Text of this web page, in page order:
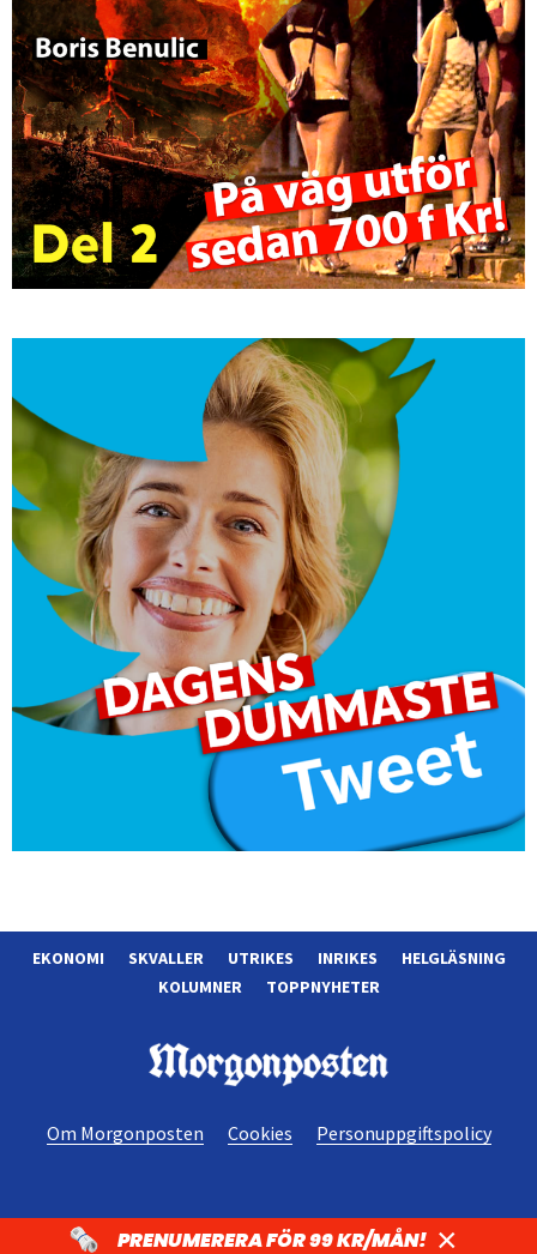
EKONOMI SKVALLER UTRIKES INRIKES
HELGLÄSNING
KOLUMNER
TOPPNYHETER
Om Morgonposten Cookies Personuppgiftspolicy
PRENUMERERA FÖR 99 KR/MÅN! ×